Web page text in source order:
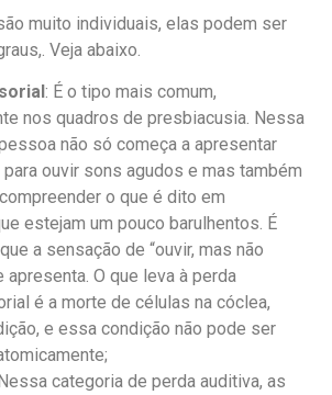
muito individuais, elas podem ser
Veja abaixo.
: É o tipo mais comum,
nos quadros de presbiacusia. Nessa
não só começa a apresentar
ouvir sons agudos e mas também
o que é dito em
estejam um pouco barulhentos. É
a sensação de “ouvir, mas não
apresenta. O que leva à perda
é a morte de células na cóclea,
e essa condição não pode ser
categoria de perda auditiva, as